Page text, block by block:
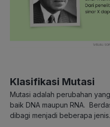
Klasifikasi Mutasi
Mutasi adalah perubahan
baik DNA maupun RNA.
dibagi menjadi beberapa